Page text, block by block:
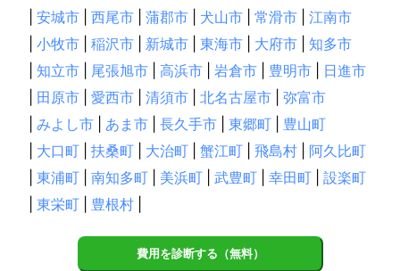
安城市 西尾市 蒲郡市 犬山市 常滑市
江南市
小牧市 稲沢市 新城市 東海市 大府市
知多市
知立市 尾張旭市 高浜市 岩倉市 豊明市
日進市
田原市 愛西市 清須市 北名古屋市
弥富市
みよし市 あま市 長久手市 東郷町
豊山町
大口町 扶桑町 大治町 蟹江町 飛島村
阿久比町
東浦町 南知多町 美浜町 武豊町 幸田町
設楽町
東栄町 豊根村
費用を診断する（無料）